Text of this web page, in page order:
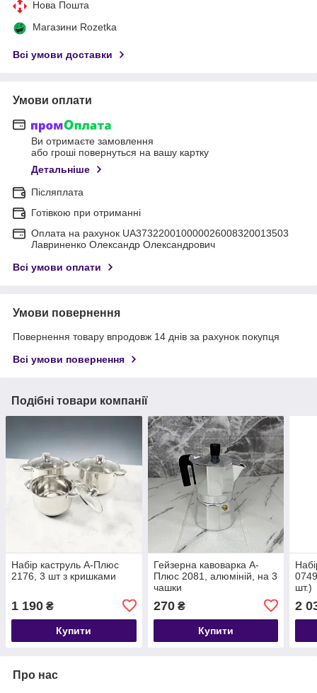
Нова Пошта
Магазини Rozetka
Всі умови доставки
Умови оплати
Ви отримаєте замовлення
або гроші повернуться на вашу картку
Детальніше
Післяплата
Готівкою при отриманні
Оплата на рахунок UA373220010000026008320013503
Лавриненко Олександр Олександрович
Всі умови оплати
Умови повернення
Повернення товару впродовж 14 днів за рахунок покупця
Всі умови повернення
Подібні товари компанії
Набір каструль А-Плюс
2176, 3 шт з кришками
1 190 ₴
Купити
Гейзерна кавоварка А-
Плюс 2081, алюміній, на 3
чашки
270₴
Купити
шт.)
2
Про нас